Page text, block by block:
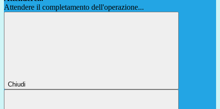
Attendere il completamento dell'operazione...
Chiudi